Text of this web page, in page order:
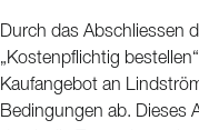
Durch das Abschliessen
„Kostenpflichtig
Kaufangebot an
Bedingungen ab. Dieses